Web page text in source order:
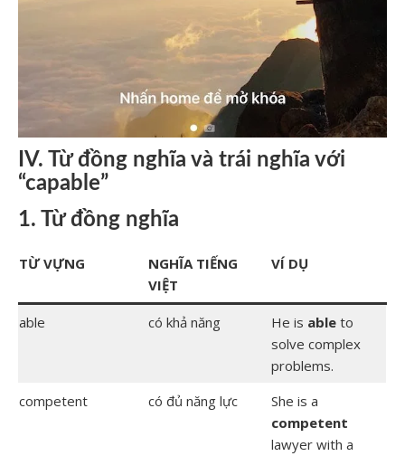
IV. Từ đồng nghĩa và trái nghĩa với
“capable”
1. Từ đồng nghĩa
TỪ VỰNG
NGHĨA TIẾNG
VIỆT
VÍ DỤ
able có khả năng He is ableto
solve complex
problems.
competent
có đủ năng lực
She is a
competent
lawyer with a